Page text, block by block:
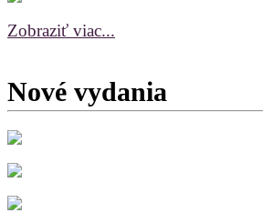
Zobraziť viac...
Nové vydania